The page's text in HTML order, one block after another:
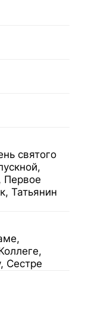
святого
Первое
Татьянин
Сестре